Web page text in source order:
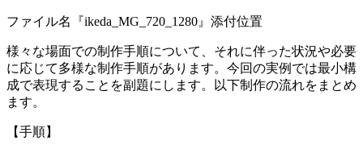
ファイル名『ikeda_MG_720_1280』添付位置
様々な場面での制作手順について、それに伴った状況や必要
に応じて多様な制作手順があります。今回の実例では最小構
成で表現することを副題にします。以下制作の流れをまとめ
ます。
【手順】